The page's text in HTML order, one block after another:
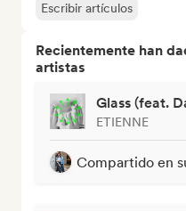
Escribir artículos
Recientemente han
artistas
Glass (feat.
ETIENNE
Compartido en